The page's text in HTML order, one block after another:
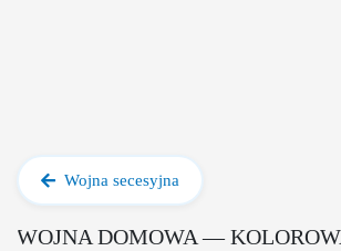
Wojna secesyjna
WOJNA DOMOWA —